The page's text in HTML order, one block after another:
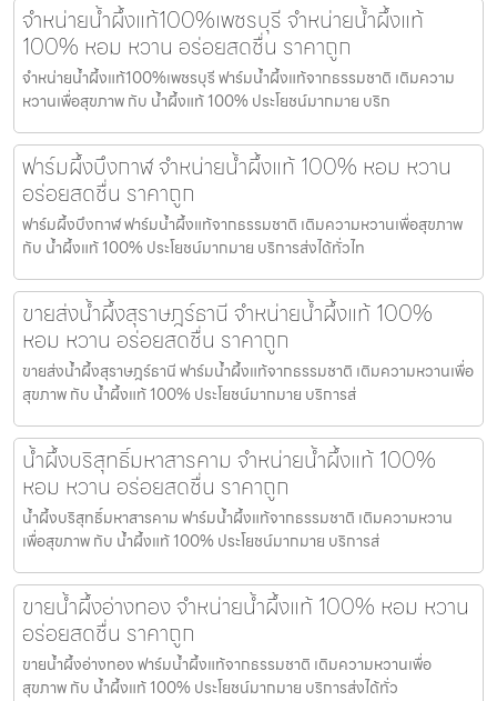
จำหน่ายน้ำผึ้งแท้100%เพชรบุรี จำหน่ายน้ำผึ้งแท้
100% หอม หวาน อร่อยสดชื่น ราคาถูก
จำหน่ายน้ำผึ้งแท้100%เพชรบุรี ฟาร์มน้ำผึ้งแท้จากธรรมชาติ เติมความ
หวานเพื่อสุขภาพ กับ น้ำผึ้งแท้ 100% ประโยชน์มากมาย บริก
ฟาร์มผึ้งบึงกาฬ จำหน่ายน้ำผึ้งแท้ 100% หอม หวาน
อร่อยสดชื่น ราคาถูก
ฟาร์มผึ้งบึงกาฬ ฟาร์มน้ำผึ้งแท้จากธรรมชาติ เติมความหวานเพื่อสุขภาพ
กับ น้ำผึ้งแท้ 100% ประโยชน์มากมาย บริการส่งได้ทั่วไท
ขายส่งน้ำผึ้งสุราษฎร์ธานี จำหน่ายน้ำผึ้งแท้ 100%
หอม หวาน อร่อยสดชื่น ราคาถูก
ขายส่งน้ำผึ้งสุราษฎร์ธานี ฟาร์มน้ำผึ้งแท้จากธรรมชาติ เติมความหวานเพื่อ
สุขภาพ กับ น้ำผึ้งแท้ 100% ประโยชน์มากมาย บริการส่
น้ำผึ้งบริสุทธิ์มหาสารคาม จำหน่ายน้ำผึ้งแท้ 100%
หอม หวาน อร่อยสดชื่น ราคาถูก
น้ำผึ้งบริสุทธิ์มหาสารคาม ฟาร์มน้ำผึ้งแท้จากธรรมชาติ เติมความหวาน
เพื่อสุขภาพ กับ น้ำผึ้งแท้ 100% ประโยชน์มากมาย บริการส่
ขายน้ำผึ้งอ่างทอง จำหน่ายน้ำผึ้งแท้ 100% หอม หวาน
อร่อยสดชื่น ราคาถูก
ขายน้ำผึ้งอ่างทอง ฟาร์มน้ำผึ้งแท้จากธรรมชาติ เติมความหวานเพื่อ
สุขภาพ กับ น้ำผึ้งแท้ 100% ประโยชน์มากมาย บริการส่งได้ทั่ว